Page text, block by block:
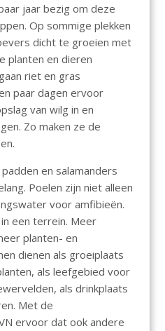
jaar bezig om deze
Op sommige plekken
dicht te groeien met
planten en dieren
riet en gras
paar dagen ervoor
van wilg in en
Zo maken ze de
en salamanders
Poelen zijn niet alleen
voor amfibieën.
een terrein. Meer
planten- en
dienen als groeiplaats
als leefgebied voor
als drinkplaats
Met de
ervoor dat ook andere